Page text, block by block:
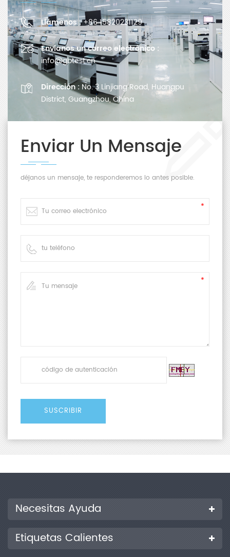
Llámenos :+86 15820231129
Envíanos un correo electrónico :
info@gbtest.cn
Dirección : No. 3 Linjiang Road, Huangpu
District, Guangzhou, China
Enviar Un Mensaje
déjanos un mensaje, te responderemos lo antes posible.
Necesitas Ayuda
Etiquetas Calientes